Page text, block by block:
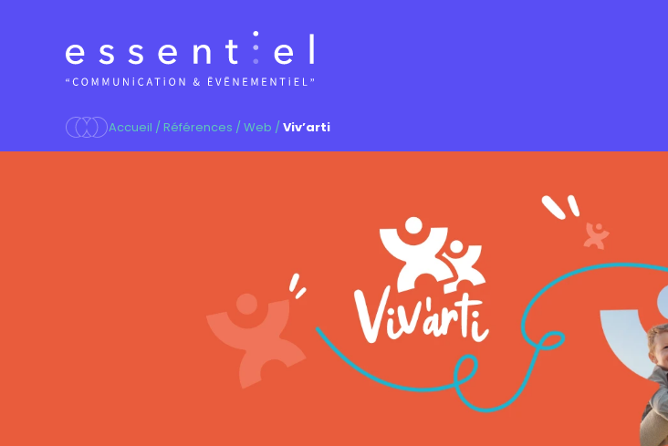
Accueil / Références /Web /Viv’arti